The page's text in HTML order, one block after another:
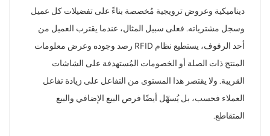
ديناميكية وعروض ترويجية مُخصصة بناءً على تفضيلات كل عميل
وسجل مشترياته. فعلى سبيل المثال، عندما يقترب العميل من
أحد الرفوف، يستطيع نظام RFID رصد وجوده وعرض معلومات
المنتج ذات الصلة أو الخصومات المُستهدفة على الشاشات
القريبة. ولا يقتصر هذا المستوى من التفاعل على زيادة تفاعل
العملاء فحسب، بل يُسهّل أيضًا فرص البيع الإضافي والبيع
المتقاطع.